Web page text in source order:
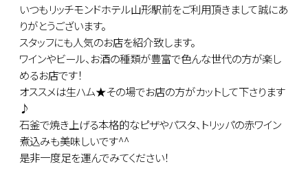
いつもリッチモンドホテル山形駅前をご利用頂きまして誠にあ
りがとうございます。
スタッフにも人気のお店を紹介致します。
ワインやビール、お酒の種類が豊富で色んな世代の方が楽し
めるお店です！
オススメは生ハム★その場でお店の方がカットして下さります
♪
石釜で焼き上げる本格的なピザやパスタ、トリッパの赤ワイン
煮込みも美味しいです^^
是非一度足を運んでみてください！